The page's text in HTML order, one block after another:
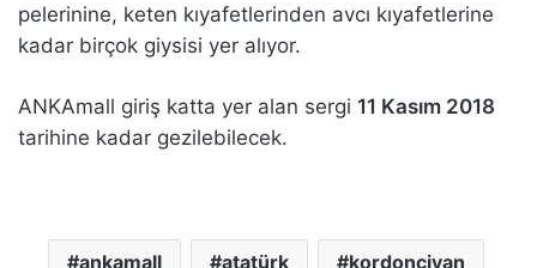
pelerinine, keten kıyafetlerinden avcı kıyafetlerine
kadar birçok giysisi yer alıyor.
ANKAmall giriş katta yer alan sergi 11 Kasım 2018
tarihine kadar gezilebilecek.
ankamall atatürk kordonciyan